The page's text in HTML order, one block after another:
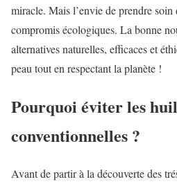
miracle. Mais l’envie de prendre
compromis écologiques. La bonne
alternatives naturelles, efficaces et
peau tout en respectant la planète !
Pourquoi éviter les
conventionnelles ?
Avant de partir à la découverte des